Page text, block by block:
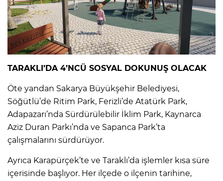
TARAKLI’DA 4’NCÜ SOSYAL DOKUNUŞ OLACAK
Öte yandan Sakarya Büyükşehir Belediyesi,
Söğütlü’de Ritim Park, Ferizli’de Atatürk Park,
Adapazarı’nda Sürdürülebilir İklim Park, Kaynarca
Aziz Duran Parkı’nda ve Sapanca Park’ta
çalışmalarını sürdürüyor.
Ayrıca Karapürçek’te ve Taraklı’da işlemler kısa süre
içerisinde başlıyor. Her ilçede o ilçenin tarihine,